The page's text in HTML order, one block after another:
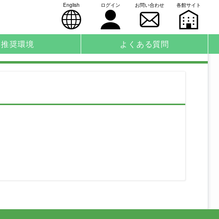
English ログイン お問い合わせ 各館サイト
推奨環境 よくある質問